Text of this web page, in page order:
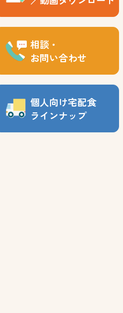
相談・
お問い合わせ
個人向け宅配食
ラインナップ